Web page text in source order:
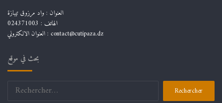
العنوان : واد مرزوق تيبازة
الهاتف : 024371003
العنوان الالكتروني : contact@cutipaza.dz
بحث في موقع